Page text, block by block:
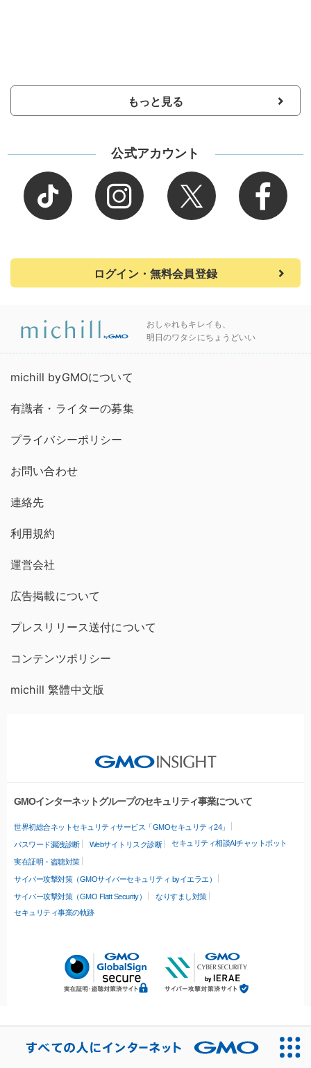
もっと見る
公式アカウント
ログイン・無料会員登録
おしゃれもキレイも、
明日のワタシにちょうどいい
michill byGMOについて
有識者・ライターの募集
プライバシーポリシー
お問い合わせ
連絡先
利用規約
運営会社
広告掲載について
プレスリリース送付について
コンテンツポリシー
michill 繁體中文版
GMOインターネットグループのセキュリティ事業について
世界初総合ネットセキュリティサービス「GMOセキュリティ24」
パスワード漏洩診断 Webサイトリスク診断 セキュリティ相談AIチャットボット
実在証明・盗聴対策
サイバー攻撃対策（GMOサイバーセキュリティ byイエラエ）
サイバー攻撃対策（GMO Flatt Security）
なりすまし対策
セキュリティ事業の軌跡